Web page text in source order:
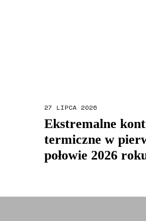
27 LIPCA 2026
Ekstremalne
termiczne w
połowie 2026